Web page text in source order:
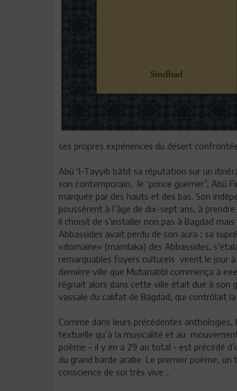
ses propres expériences du désert
Abû ‘I-Tayyib bâtit sa réputation sur un
son contemporain, le ‘prince guerrier’, Abû
marquée par des hauts et des bas. Son
poussèrent à l’âge de dix-sept ans, à
il choisit de s’installer non pas à Bagdad
Abbassides avait perdu de son aura ; sa
«domaine» (mamlaka) des Abbassides,
remarquables foyers culturels virent le jour
dernière ville que Mutanabbî commença à
régnait alors dans cette ville était due à son
vassale du califat de Bagdad, qui contrôlait
Comme dans leurs précédentes
textuelle qu’à la musicalité et au
poème – il y en a 29 au total - est précédé
du grand barde arabe. Le premier poème, un
conscience de soi très vive :.